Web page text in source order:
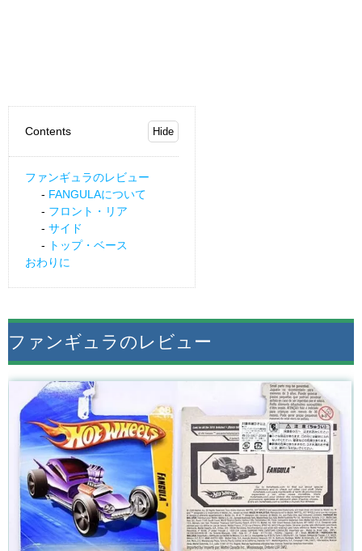
Contents
ファンギュラのレビュー
FANGULAについて
フロント・リア
サイド
トップ・ベース
おわりに
ファンギュラのレビュー